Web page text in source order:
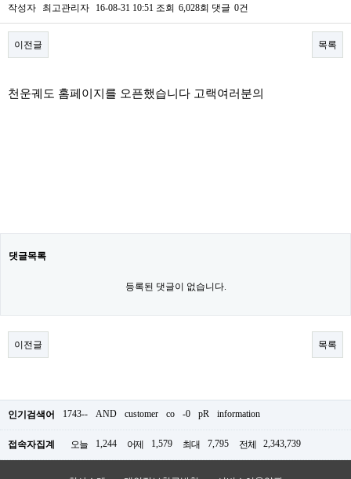
작성자 최고관리자 16-08-31 10:51 조회 6,028회 댓글 0건
이전글 목록
천운궤도 홈페이지를 오픈했습니다 고랙여러분의
댓글목록
등록된 댓글이 없습니다.
이전글 목록
인기검색어 1743-- AND customer co -0 pR information
접속자집계 오늘 1,244 어제 1,579 최대 7,795 전체 2,343,739